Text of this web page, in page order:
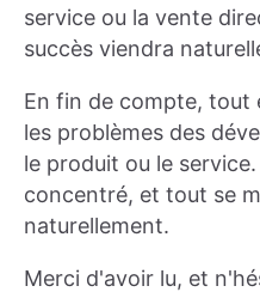
service ou la vente
succès viendra
En fin de compte, tout
les problèmes des
le produit ou le
concentré, et tout se
naturellement.
Merci d'avoir lu, et